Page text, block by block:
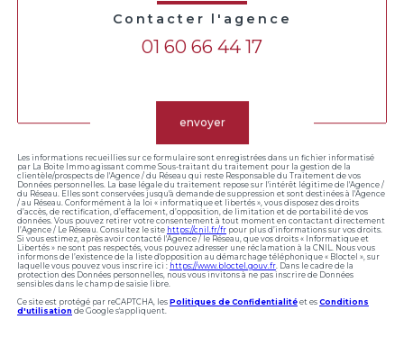
Contacter l'agence
01 60 66 44 17
envoyer
Les informations recueillies sur ce formulaire sont enregistrées dans un fichier informatisé
par La Boite Immo agissant comme Sous-traitant du traitement pour la gestion de la
clientèle/prospects de l'Agence / du Réseau qui reste Responsable du Traitement de vos
Données personnelles. La base légale du traitement repose sur l'intérêt légitime de l'Agence /
du Réseau. Elles sont conservées jusqu'à demande de suppression et sont destinées à l'Agence
/ au Réseau. Conformément à la loi « informatique et libertés », vous disposez des droits
d’accès, de rectification, d’effacement, d’opposition, de limitation et de portabilité de vos
données. Vous pouvez retirer votre consentement à tout moment en contactant directement
l’Agence / Le Réseau. Consultez le site https://cnil.fr/fr pour plus d’informations sur vos droits.
Si vous estimez, après avoir contacté l'Agence / le Réseau, que vos droits « Informatique et
Libertés » ne sont pas respectés, vous pouvez adresser une réclamation à la CNIL. Nous vous
informons de l’existence de la liste d'opposition au démarchage téléphonique « Bloctel », sur
laquelle vous pouvez vous inscrire ici : https://www.bloctel.gouv.fr . Dans le cadre de la
protection des Données personnelles, nous vous invitons à ne pas inscrire de Données
sensibles dans le champ de saisie libre.
Ce site est protégé par reCAPTCHA, les Politiques de Confidentialité et es Conditions
d'utilisation de Google s'appliquent.